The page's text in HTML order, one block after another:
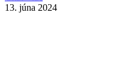
13. júna 2024